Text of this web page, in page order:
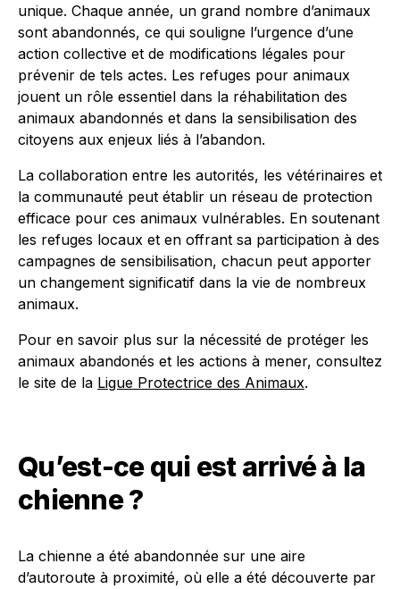
unique. Chaque année, un grand nombre d’animaux
sont abandonnés, ce qui souligne l’urgence d’une
action collective et de modifications légales pour
prévenir de tels actes. Les refuges pour animaux
jouent un rôle essentiel dans la réhabilitation des
animaux abandonnés et dans la sensibilisation des
citoyens aux enjeux liés à l’abandon.
La collaboration entre les autorités, les vétérinaires et
la communauté peut établir un réseau de protection
efficace pour ces animaux vulnérables. En soutenant
les refuges locaux et en offrant sa participation à des
campagnes de sensibilisation, chacun peut apporter
un changement significatif dans la vie de nombreux
animaux.
Pour en savoir plus sur la nécessité de protéger les
animaux abandonés et les actions à mener, consultez
le site de la Ligue Protectrice des Animaux.
Qu’est-ce qui est arrivé à la
chienne ?
La chienne a été abandonnée sur une aire
d’autoroute à proximité, où elle a été découverte par